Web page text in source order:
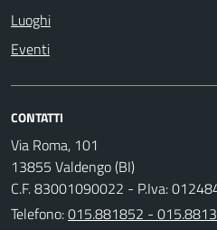
Luoghi
Eventi
CONTATTI
Via Roma, 101
13855 Valdengo (BI)
C.F. 83001090022 - P.Iva:
Telefono:015.881852 -